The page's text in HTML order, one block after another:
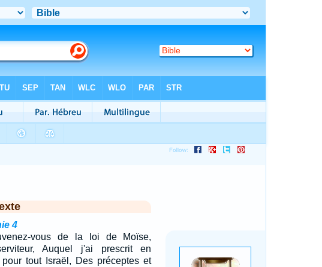
4
vous de la loi de Moïse,
Auquel j'ai prescrit en
pour tout Israël, Des préceptes et